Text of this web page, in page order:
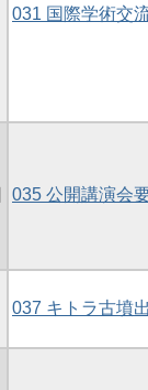
031 国際学術交
035 公開講演会
037 キトラ古墳